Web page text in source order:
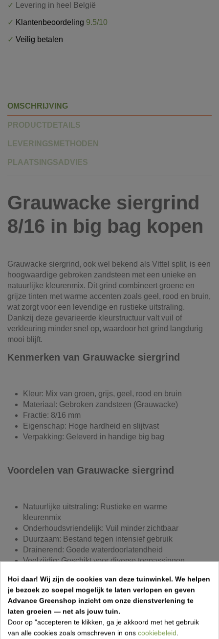
✓ Levering in heel België
✓ Klantenbeoordeling 9.5/10
✓ Veilig betalen
OMSCHRIJVING
PRODUCTDETAILS
LEVERINGSMETHODEN
PLAATSINGSADVIES
Grauwacke siergrind
8/16 in big bag kopen
Grauwacke siergrind, ook wel bekend als Vittel split, is een
hoogwaardige gebroken zandsteen met een unieke en
natuurlijke kleurenmix. Dit grind combineert groene en
grijze tinten met warme accenten zoals geel, rood en bruin,
wat zorgt voor een levendige en rustieke uitstraling.
Dankzij deze gevarieerde kleurstructuur valt vuil of
verkleuring minder snel op, waardoor het grind langdurig
mooi blijft.
Kenmerken van Grauwacke siergrind
Kleur: Mix van groen, grijs, geel, rood en bruin
Materiaal: Gebroken zandsteen (Grauwacke)
Fractie: 8/16 mm
Eigenschap: Hoge hardheid en slijtvast
Verpakking: Geleverd in handige big bag
Voordelen van Grauwacke siergrind
Natuurlijke uitstraling: Rustieke en warme
kleurenmix
Onderhoudsvriendelijk: Vuil minder zichtbaar
Duurzaam: Bestand tegen intensief gebruik
Drainerend: Goede waterdoorlatendheid
Veelzijdig: Geschikt voor diverse toepassingen
Toepassingen van Grauwacke siergrind
Opritten: Geschikt voor intensief gebruik
Hoi daar! Wij zijn de cookies van deze tuinwinkel. We helpen
je bezoek zo soepel mogelijk te laten verlopen en geven
Advance Greenshop inzicht om onze dienstverlening te
laten groeien — net als jouw tuin.
Door op "accepteren te klikken, ga je akkoord met het gebruik
van alle cookies zoals omschreven in ons cookiebeleid